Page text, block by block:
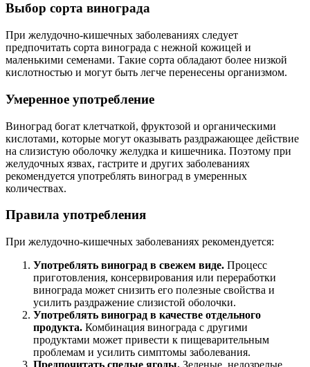
Выбор сорта винограда
При желудочно-кишечных заболеваниях следует
предпочитать сорта винограда с нежной кожицей и
маленькими семенами. Такие сорта обладают более низкой
кислотностью и могут быть легче перенесены организмом.
Умеренное употребление
Виноград богат клетчаткой, фруктозой и органическими
кислотами, которые могут оказывать раздражающее действие
на слизистую оболочку желудка и кишечника. Поэтому при
желудочных язвах, гастрите и других заболеваниях
рекомендуется употреблять виноград в умеренных
количествах.
Правила употребления
При желудочно-кишечных заболеваниях рекомендуется:
Употреблять виноград в свежем виде. Процесс
приготовления, консервирования или переработки
винограда может снизить его полезные свойства и
усилить раздражение слизистой оболочки.
Употреблять виноград в качестве отдельного
продукта. Комбинация винограда с другими
продуктами может привести к пищеварительным
проблемам и усилить симптомы заболевания.
Предпочитать спелые ягоды. Зеленые, недозрелые